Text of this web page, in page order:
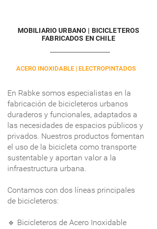
MOBILIARIO URBANO | BICICLETEROS
FABRICADOS EN CHILE
ACERO INOXIDABLE | ELECTROPINTADOS
En Rabke somos especialistas en la
fabricación de bicicleteros urbanos
duraderos y funcionales, adaptados a
las necesidades de espacios públicos y
privados. Nuestros productos fomentan
el uso de la bicicleta como transporte
sustentable y aportan valor a la
infraestructura urbana.
Contamos con dos líneas principales
de bicicleteros:
🔹 Bicicleteros de Acero Inoxidable